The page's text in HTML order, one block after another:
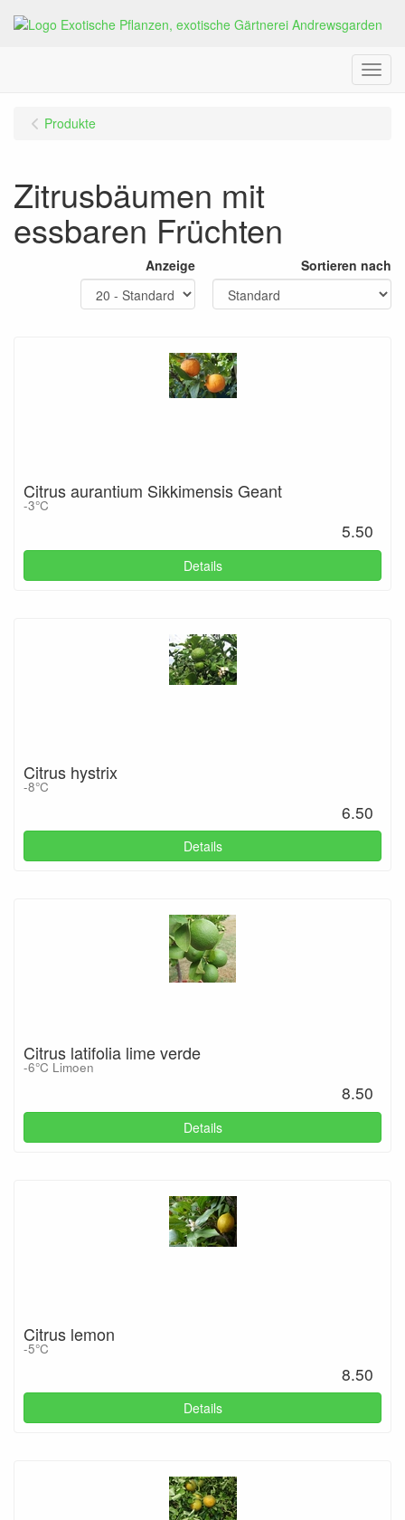
Menu
Produkte
Zitrusbäumen mit
essbaren Früchten
Anzeige Sortieren nach
Citrus aurantium Sikkimensis Geant
-3°C
5.50
Details
Citrus hystrix
-8°C
6.50
Details
Citrus latifolia lime verde
-6°C Limoen
8.50
Details
Citrus lemon
-5°C
8.50
Details